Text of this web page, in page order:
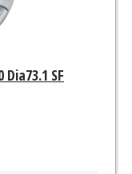
Dia73.1 SF